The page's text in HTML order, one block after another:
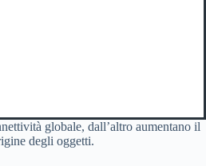
globale, dall’altro aumentano il
degli oggetti.